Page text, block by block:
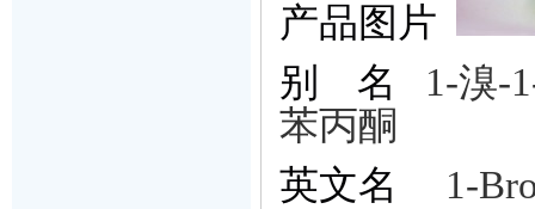
产品图片
别
名 1-溴-
苯丙酮
英文名
1-